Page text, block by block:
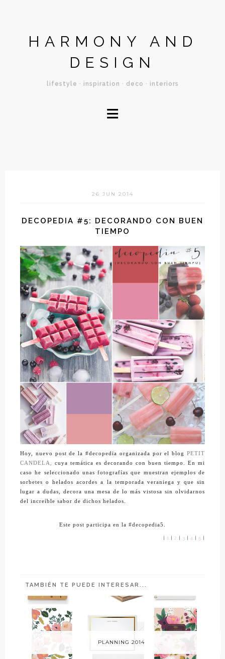
HARMONY AND
DESIGN
lifestyle · inspiration · deco · interiors
≡
26 JUN 2014
DECOPEDIA #5: DECORANDO CON BUEN
TIEMPO
Hoy, nuevo post de la #decopedia organizada por el blog PETIT
CANDELA,
cuya temática es decorando con buen tiempo. En mi
caso he seleccionado unas fotografías que muestran ejemplos de
sorbetes o helados acordes a la temporada veraniega y que sin
lugar a dudas, decora una mesa de lo más vistosa sin olvidarnos
del increíble sabor de dichos helados.
Este post participa en la #decopedia5.
1 2 3 4 5
TAMBIÉN TE PUEDE INTERESAR...
PLANNING 2014